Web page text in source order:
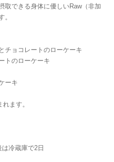
取できる身体に優しいRaw（非加
。
チョコレートのローケーキ
トのローケーキ
ーキ
ます。
冷蔵庫で2日